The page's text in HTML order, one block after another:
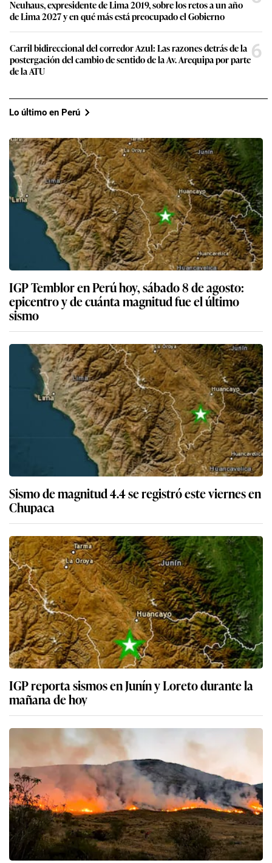
Neuhaus, expresidente de Lima 2019, sobre los retos a un año
de Lima 2027 y en qué más está preocupado el Gobierno
Carril bidireccional del corredor Azul: Las razones detrás de la
postergación del cambio de sentido de la Av. Arequipa por parte
de la ATU
6
Lo último en Perú
IGP Temblor en Perú hoy, sábado 8 de agosto:
epicentro y de cuánta magnitud fue el último
sismo
Sismo de magnitud 4.4 se registró este viernes en
Chupaca
IGP reporta sismos en Junín y Loreto durante la
mañana de hoy